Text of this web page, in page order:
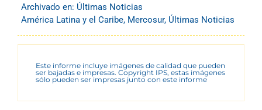
Archivado en: Últimas Noticias
América Latina y el Caribe, Mercosur, Últimas Noticias
Este informe incluye imágenes de calidad que pueden
ser bajadas e impresas. Copyright IPS, estas imágenes
sólo pueden ser impresas junto con este informe